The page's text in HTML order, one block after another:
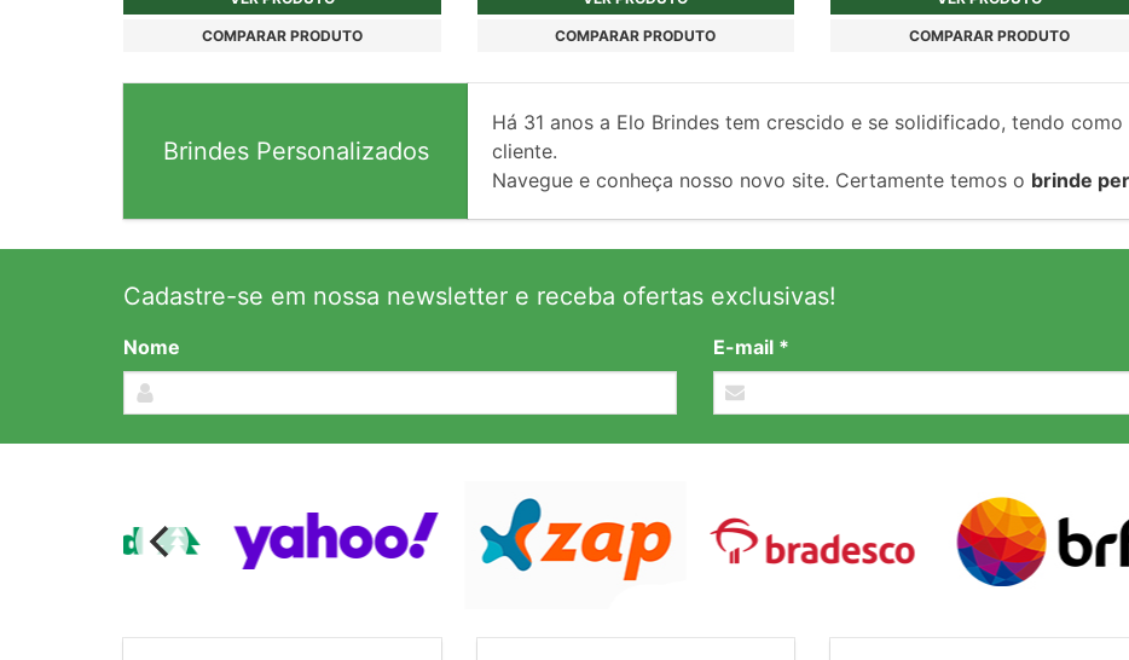
COMPARAR PRODUTO COMPARAR PRODUTO COMPARAR PRODUTO
Brindes Personalizados
Há 31 anos a Elo Brindes tem crescido e se solidificado, tendo
cliente.
Navegue e conheça nosso novo site. Certamente temos o brinde
Cadastre-se em nossa newsletter e receba ofertas exclusivas!
Nome
E-mail *